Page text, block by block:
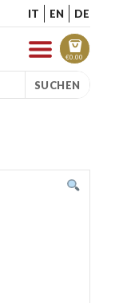
IT EN DE
€0.00
SUCHEN